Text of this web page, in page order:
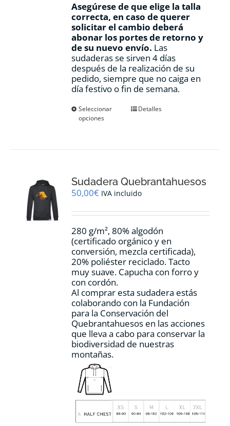
Asegúrese de que elige la talla
correcta, en caso de querer
solicitar el cambio deberá
abonar los portes de retorno y
de su nuevo envío. Las
sudaderas se sirven 4 días
después de la realización de su
pedido, siempre que no caiga en
día festivo o fin de semana.
Seleccionar
opciones
Este
se
pueden
en
página
de
producto
Detalles
Sudadera Quebrantahuesos
50,00€ IVA incluido
280 g/m², 80% algodón
(certificado orgánico y en
conversión, mezcla certificada),
20% poliéster reciclado. Tacto
muy suave. Capucha con forro y
con cordón.
Al comprar esta sudadera estás
colaborando con la Fundación
para la Conservación del
Quebrantahuesos en las acciones
que lleva a cabo para conservar la
biodiversidad de nuestras
montañas.